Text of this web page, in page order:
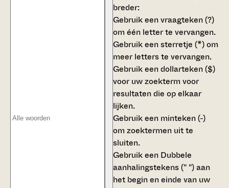
breder:
Gebruik eenvraagteken (?)
om één letter te vervangen.
Gebruik eensterretje (*)om
meer letters te vervangen.
Gebruik eendollarteken ($)
voor uw zoekterm voor
resultaten die op elkaar
lijken.
Gebruik een minteken (-)
om zoektermen uit te
sluiten.
Gebruik een Dubbele
aanhalingstekens (" ")aan
het begin en einde van uw